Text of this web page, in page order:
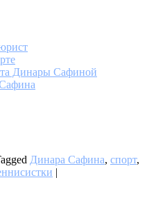
Динары Сафиной
Динара Сафина, спорт,
|